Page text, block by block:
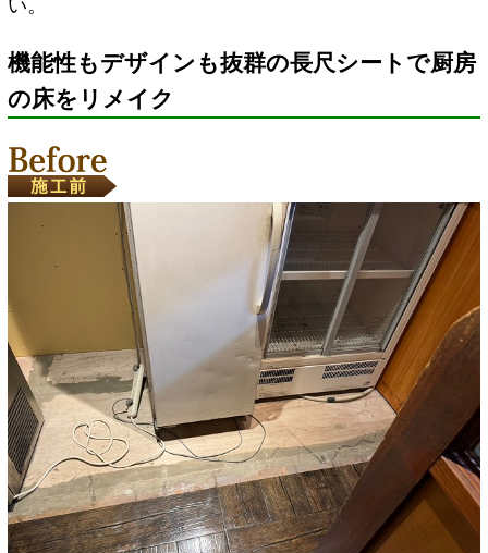
い。
機能性もデザインも抜群の長尺シートで厨房
の床をリメイク